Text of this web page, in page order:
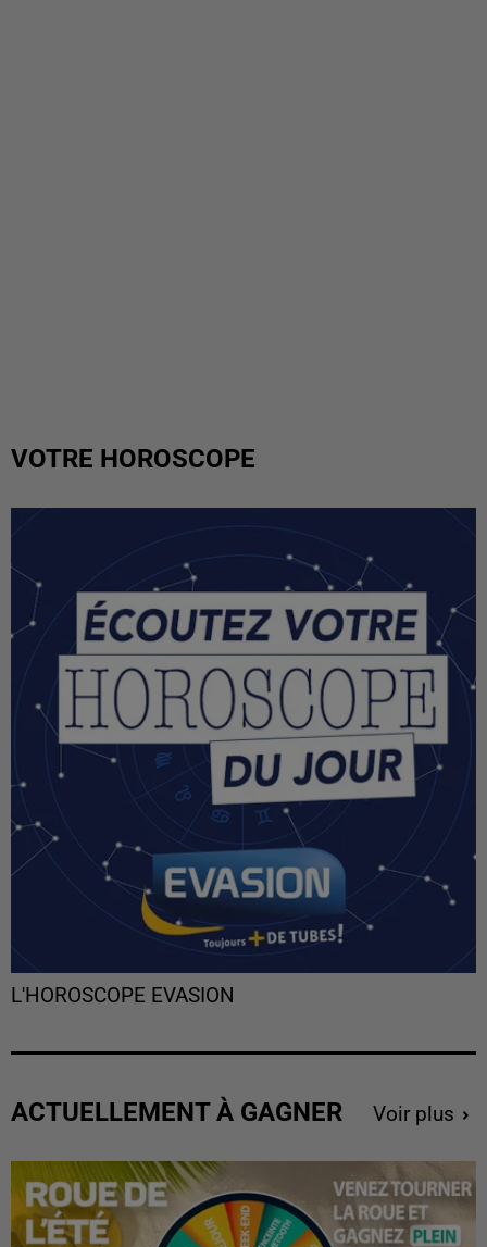
VOTRE HOROSCOPE
L'HOROSCOPE EVASION
ACTUELLEMENT À GAGNER Voir plus